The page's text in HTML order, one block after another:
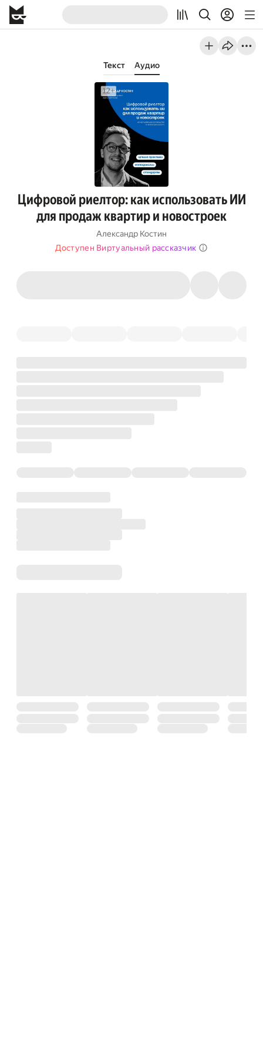
Текст Аудио
Цифровой риелтор: как использовать ИИ
для продаж квартир и новостроек
Александр Костин
Доступен Виртуальный рассказчик